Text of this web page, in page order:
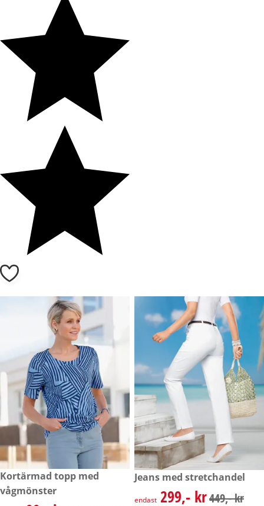
rabatterat pris: 99,- kr, tidigare pris: 129,- kr
- 23 %
Kortärmad topp med
vågmönster
rabatterat pris: 299,- kr,
- 33 %
Jeans med stretchandel
rabatterat pris: 299,- kr,
endast 299,- kr449,- kr